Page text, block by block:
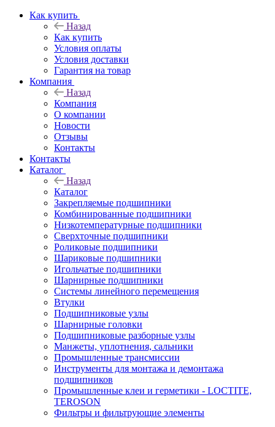
Как купить
Назад
Как купить
Условия оплаты
Условия доставки
Гарантия на товар
Компания
Назад
Компания
О компании
Новости
Отзывы
Контакты
Контакты
Каталог
Назад
Каталог
Закрепляемые подшипники
Комбинированные подшипники
Низкотемпературные подшипники
Сверхточные подшипники
Роликовые подшипники
Шариковые подшипники
Игольчатые подшипники
Шарнирные подшипники
Системы линейного перемещения
Втулки
Подшипниковые узлы
Шарнирные головки
Подшипниковые разборные узлы
Манжеты, уплотнения, сальники
Промышленные трансмиссии
Инструменты для монтажа и демонтажа
подшипников
Промышленные клеи и герметики - LOCTITE,
TEROSON
Фильтры и фильтрующие элементы